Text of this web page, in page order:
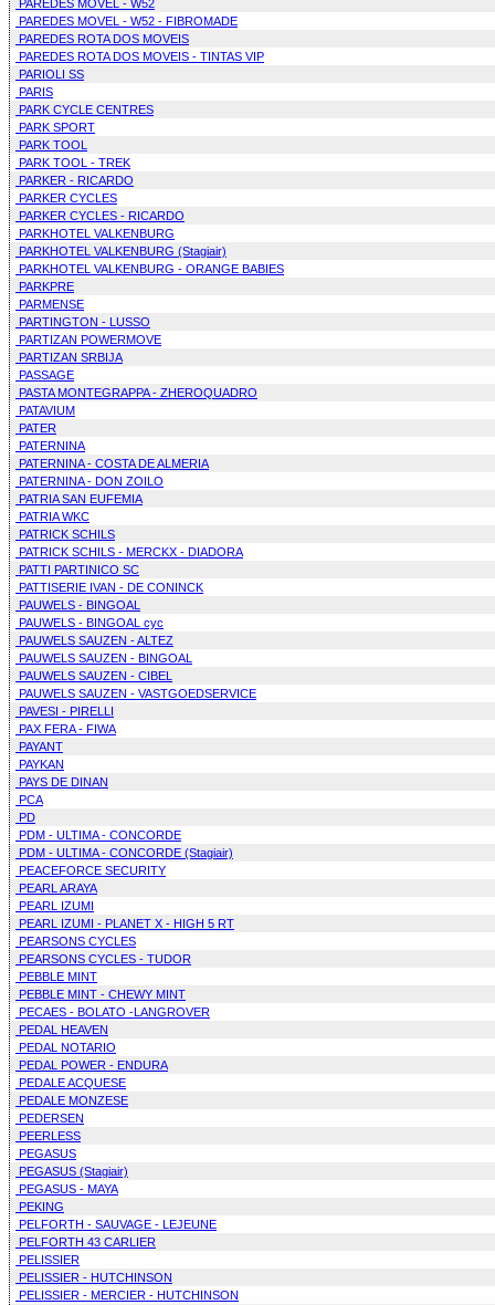
PAREDES MOVEL - W52
PAREDES MOVEL - W52 - FIBROMADE
PAREDES ROTA DOS MOVEIS
PAREDES ROTA DOS MOVEIS - TINTAS VIP
PARIOLI SS
PARIS
PARK CYCLE CENTRES
PARK SPORT
PARK TOOL
PARK TOOL - TREK
PARKER - RICARDO
PARKER CYCLES
PARKER CYCLES - RICARDO
PARKHOTEL VALKENBURG
PARKHOTEL VALKENBURG (Stagiair)
PARKHOTEL VALKENBURG - ORANGE BABIES
PARKPRE
PARMENSE
PARTINGTON - LUSSO
PARTIZAN POWERMOVE
PARTIZAN SRBIJA
PASSAGE
PASTA MONTEGRAPPA - ZHEROQUADRO
PATAVIUM
PATER
PATERNINA
PATERNINA - COSTA DE ALMERIA
PATERNINA - DON ZOILO
PATRIA SAN EUFEMIA
PATRIA WKC
PATRICK SCHILS
PATRICK SCHILS - MERCKX - DIADORA
PATTI PARTINICO SC
PATTISERIE IVAN - DE CONINCK
PAUWELS - BINGOAL
PAUWELS - BINGOAL cyc
PAUWELS SAUZEN - ALTEZ
PAUWELS SAUZEN - BINGOAL
PAUWELS SAUZEN - CIBEL
PAUWELS SAUZEN - VASTGOEDSERVICE
PAVESI - PIRELLI
PAX FERA - FIWA
PAYANT
PAYKAN
PAYS DE DINAN
PCA
PD
PDM - ULTIMA - CONCORDE
PDM - ULTIMA - CONCORDE (Stagiair)
PEACEFORCE SECURITY
PEARL ARAYA
PEARL IZUMI
PEARL IZUMI - PLANET X - HIGH 5 RT
PEARSONS CYCLES
PEARSONS CYCLES - TUDOR
PEBBLE MINT
PEBBLE MINT - CHEWY MINT
PECAES - BOLATO -LANGROVER
PEDAL HEAVEN
PEDAL NOTARIO
PEDAL POWER - ENDURA
PEDALE ACQUESE
PEDALE MONZESE
PEDERSEN
PEERLESS
PEGASUS
PEGASUS (Stagiair)
PEGASUS - MAYA
PEKING
PELFORTH - SAUVAGE - LEJEUNE
PELFORTH 43 CARLIER
PELISSIER
PELISSIER - HUTCHINSON
PELISSIER - MERCIER - HUTCHINSON